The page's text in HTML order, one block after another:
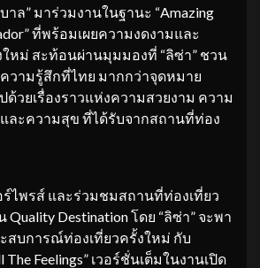
าล” มาร่วมงานในฐานะ “Amazing
ที่พร้อมเผยความงดงามและ
หม่ สะท้อนผ่านมุมมองที่ “ลิซ่า” ชวน
ามรู้สึกที่ไทย มากกว่าจุดหมาย
ด้วยเรื่องราวแห่งความสวยงาม ความ
ละความสุข ที่ได้รับจากสถานที่ท่อง
ไพรส์ และร่วมชมสถานที่ท่องเที่ยว
Quality Destination โดย “ลิซ่า” จะพา
สบการณ์ท่องเที่ยวครั้งใหม่ กับ
Feelings” เวอร์ชั่นเต็มในงานเปิด